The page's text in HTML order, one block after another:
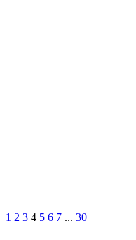
1 2 3 4 5 6 7 ... 30